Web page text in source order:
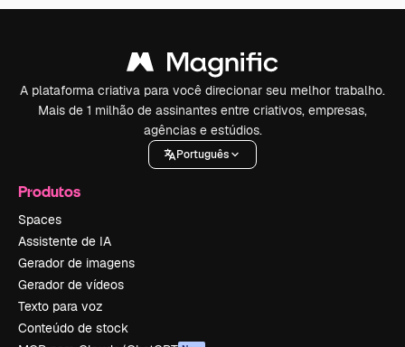
A plataforma criativa para você direcionar seu melhor trabalho.
Mais de 1 milhão de assinantes entre criativos, empresas,
agências e estúdios.
Português
Produtos
Spaces
Assistente de IA
Gerador de imagens
Gerador de vídeos
Texto para voz
Conteúdo de stock